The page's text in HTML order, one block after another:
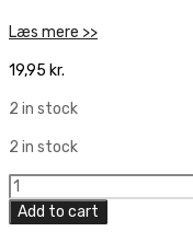
Læs mere >>
19,95 kr.
2 in stock
2 in stock
Athena
Outer
Intake
Add to cart